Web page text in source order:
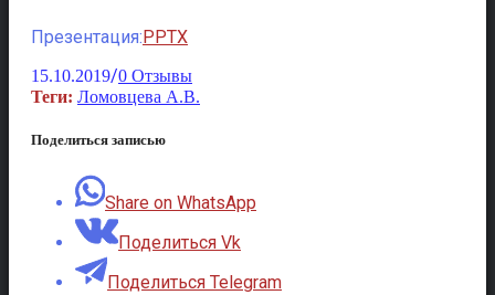
Презентация:PPTX
15.10.2019/0 Отзывы
Теги: Ломовцева А.В.
Поделиться записью
Share on WhatsApp
Поделиться Vk
Поделиться Telegram